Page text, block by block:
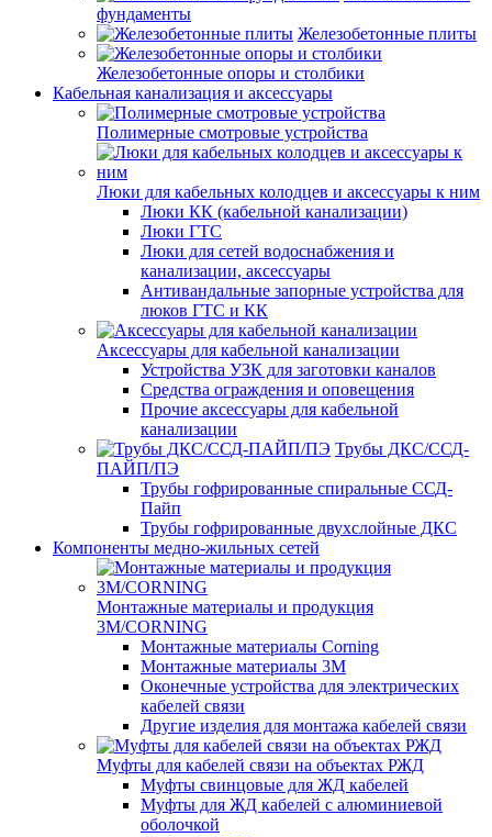
фундаменты
Железобетонные плиты
Железобетонные опоры и столбики
Кабельная канализация и аксессуары
Полимерные смотровые устройства
Люки для кабельных колодцев и аксессуары к ним
Люки КК (кабельной канализации)
Люки ГТС
Люки для сетей водоснабжения и
канализации, аксессуары
Антивандальные запорные устройства для
люков ГТС и КК
Аксессуары для кабельной канализации
Устройства УЗК для заготовки каналов
Средства ограждения и оповещения
Прочие аксессуары для кабельной
канализации
Трубы ДКС/ССД-
ПАЙП/ПЭ
Трубы гофрированные спиральные ССД-
Пайп
Трубы гофрированные двухслойные ДКС
Компоненты медно-жильных сетей
Монтажные материалы и продукция
3M/CORNING
Монтажные материалы Corning
Монтажные материалы 3M
Оконечные устройства для электрических
кабелей связи
Другие изделия для монтажа кабелей связи
Муфты для кабелей связи на объектах РЖД
Муфты свинцовые для ЖД кабелей
Муфты для ЖД кабелей с алюминиевой
оболочкой